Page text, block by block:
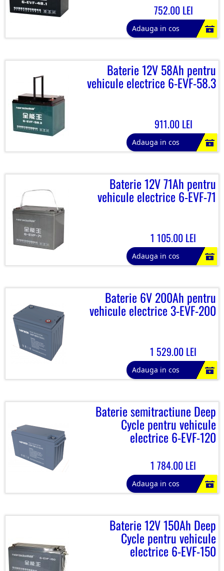
752.00 LEI
Adauga in cos
Baterie 12V 58Ah pentru
vehicule electrice 6-EVF-58.3
911.00 LEI
Adauga in cos
Baterie 12V 71Ah pentru
vehicule electrice 6-EVF-71
1 105.00 LEI
Adauga in cos
Baterie 6V 200Ah pentru
vehicule electrice 3-EVF-200
1 529.00 LEI
Adauga in cos
Baterie semitractiune Deep
Cycle pentru vehicule
electrice 6-EVF-120
1 784.00 LEI
Adauga in cos
Baterie 12V 150Ah Deep
Cycle pentru vehicule
electrice 6-EVF-150